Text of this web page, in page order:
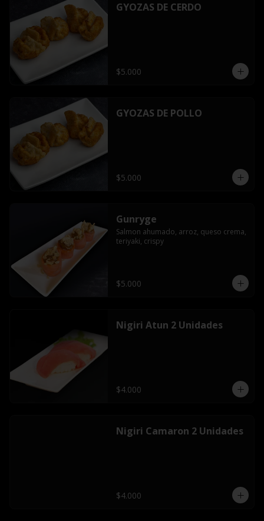
GYOZAS DE CERDO
$5.000
GYOZAS DE POLLO
$5.000
Gunryge
Salmon ahumado, arroz, queso crema,
teriyaki, crispy
$5.000
Nigiri Atun 2 Unidades
$4.000
Nigiri Camaron 2 Unidades
$4.000